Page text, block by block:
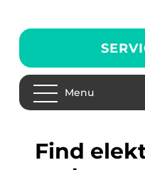
Menu
Find elektrikeren med